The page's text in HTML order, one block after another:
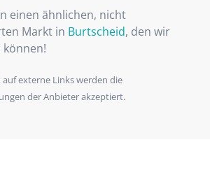
einen ähnlichen, nicht
Markt in Burtscheid, den wir
auf externe Links werden die
der Anbieter akzeptiert.